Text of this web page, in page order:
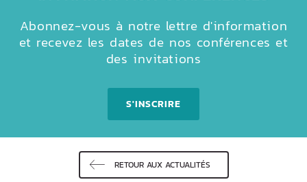
Abonnez-vous à notre lettre d'information
et recevez les dates de nos conférences et
des invitations
S'INSCRIRE
RETOUR AUX ACTUALITÉS